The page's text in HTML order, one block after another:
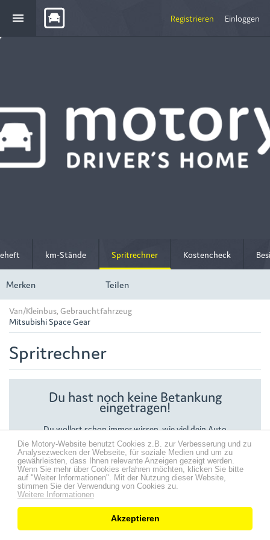
Die Motory-Website benutzt Cookies z.B. zur Verbesserung und zu
Analysezwecken der Webseite, für soziale Medien und um zu
gewährleisten, dass Ihnen relevante Anzeigen gezeigt werden.
Wenn Sie mehr über Cookies erfahren möchten, klicken Sie bitte
auf "Weiter Informationen". Mit der Nutzung dieser Website,
stimmen Sie der Verwendung von Cookies zu.
Weitere Informationen
Akzeptieren
menu Registrieren Einloggen
km-Stände Spritrechner Kostencheck
Merken Teilen
Van/Kleinbus, Gebrauchtfahrzeug
Mitsubishi Space Gear
Spritrechner
Du hast noch keine Betankung
eingetragen!
Du wollest schon immer wissen, wie viel dein Auto
verbraucht, wie hoch die Spritkosten sind oder wie sich der
Literpreis entwickelt hat? Der Spritrechner zeigt dir viele
spannende Verbrauchswerte.
Trage jetzt deine erste Betankung ein.
Mehr Infos zum Spritrechner findest du im